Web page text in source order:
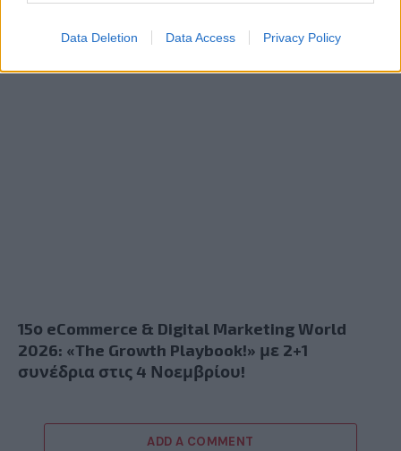
Data Deletion Data Access Privacy Policy
νέου expansion του The Witcher 3 στη
15ο eCommerce & Digital Marketing World
2026: «The Growth Playbook!» με 2+1
συνέδρια στις 4 Νοεμβρίου!
ADD A COMMENT